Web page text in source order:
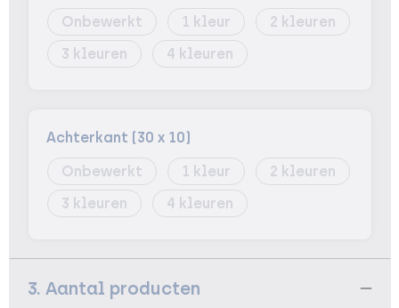
Onbewerkt
1
2
3
4
Achterkant (30 x 10)
Onbewerkt
1
2
3
4
3. Aantal producten